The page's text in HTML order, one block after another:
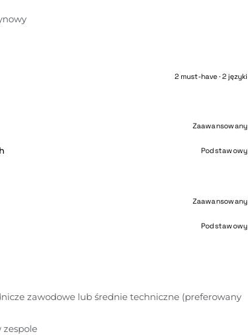
2 must-have · 2 języki
Zaawansowany
Podstawowy
Zaawansowany
Podstawowy
zawodowe lub średnie techniczne (preferowany
zespole